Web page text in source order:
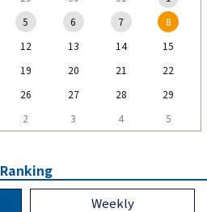
5 6 7
8
12 13 14
15
19 20 21
22
26 27 28
29
2 3 4 5
Ranking
Weekly